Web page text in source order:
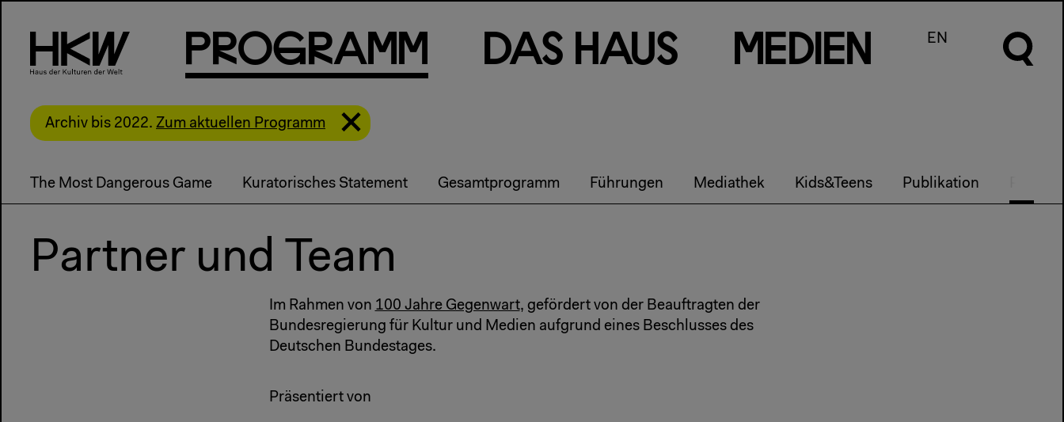
PRog Ram m Das Haus m e d en EN
Archiv bis 2022. Zum aktuellen Programm
The Most Dangerous Game Kuratorisches Statement Gesamtprogramm Führungen Mediathek Kids&Teens Publikation
Partner und Team
Im Rahmen von 100 Jahre Gegenwart, gefördert von der Beauftragten der
Bundesregierung für Kultur und Medien aufgrund eines Beschlusses des
Deutschen Bundestages.
Präsentiert von